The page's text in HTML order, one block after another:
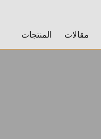
المنتجات مقالات